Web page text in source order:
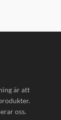
är att
oss.